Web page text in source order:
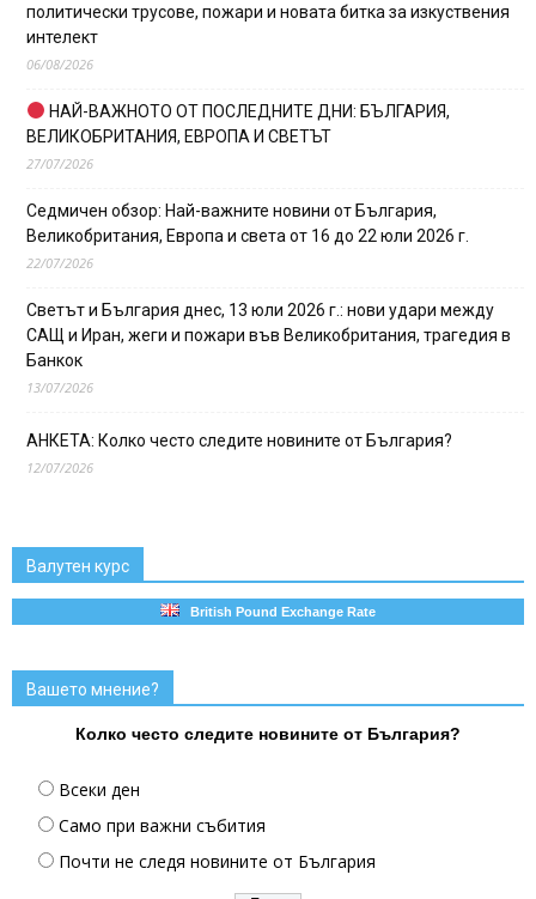
политически трусове, пожари и новата битка за изкуствения
интелект
06/08/2026
НАЙ-ВАЖНОТО ОТ ПОСЛЕДНИТЕ ДНИ: БЪЛГАРИЯ,
ВЕЛИКОБРИТАНИЯ, ЕВРОПА И СВЕТЪТ
27/07/2026
Седмичен обзор: Най-важните новини от България,
Великобритания, Европа и света от 16 до 22 юли 2026 г.
22/07/2026
Светът и България днес, 13 юли 2026 г.: нови удари между
САЩ и Иран, жеги и пожари във Великобритания, трагедия в
Банкок
13/07/2026
АНКЕТА: Колко често следите новините от България?
12/07/2026
Валутен курс
British Pound Exchange Rate
Вашето мнение?
Колко често следите новините от България?
Всеки ден
Само при важни събития
Почти не следя новините от България